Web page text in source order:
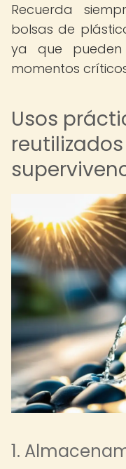
Recuerda
bolsas de
ya que
momentos
Usos
1.